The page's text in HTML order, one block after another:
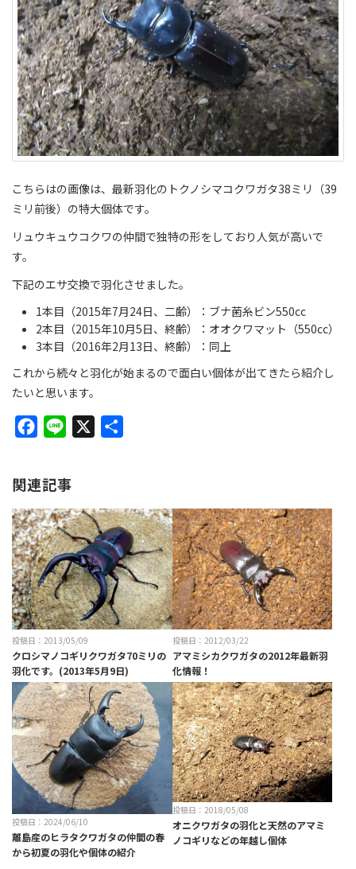
こちらはの画像は、最新羽化のトクノシマコクワガタ38ミリ（39
ミリ前後）の特大個体です。
リュウキュウコクワの仲間で独特の形をしており人気が高いで
す。
下記のエサ交換で羽化させました。
1本目（2015年7月24日、二齢）：ブナ菌糸ビン550cc
2本目（2015年10月5日、終齢）：オオクワマット（550cc）
3本目（2016年2月13日、終齢）：同上
これから続々と羽化が始まるので面白い個体が出てきたら紹介し
たいと思います。
e
b
o
o
k
e
関連記事
投稿日：2013/05/09
クロシマノコギリクワガタ70ミリの
羽化です。(2013年5月9日)
投稿日：2012/03/22
アマミシカクワガタの2012年最新羽
化情報！
投稿日：2024/06/10
離島産のヒラタクワガタの仲間の春
から初夏の羽化や個体の紹介
投稿日：2018/05/08
オニクワガタの羽化と天然のアマミ
ノコギリなどの年越し個体